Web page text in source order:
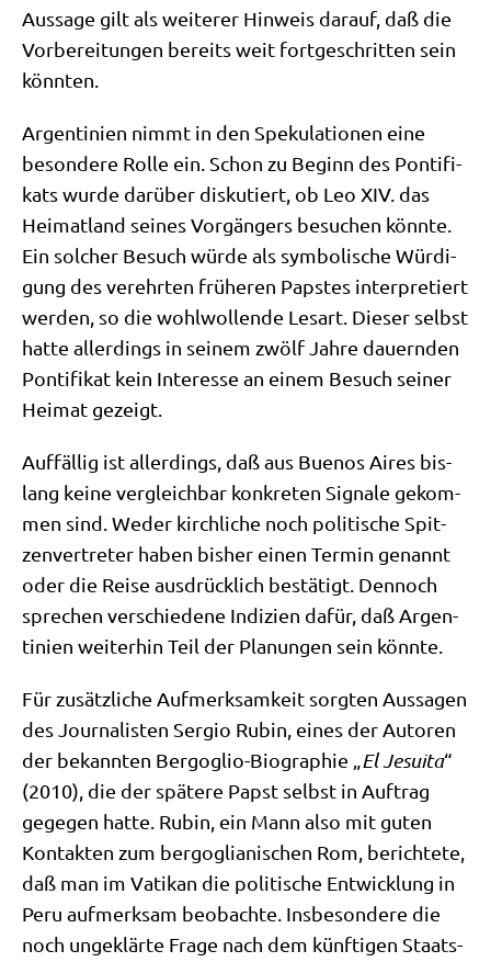
Aus­sa­ge gilt als wei­te­rer Hin­weis dar­auf, daß die
Vor­be­rei­tun­gen bereits weit fort­ge­schrit­ten sein
könnten.
Argen­ti­ni­en nimmt in den Spe­ku­la­tio­nen eine
beson­de­re Rol­le ein. Schon zu Beginn des Pon­ti­fi­
kats wur­de dar­über dis­ku­tiert, ob Leo XIV. das
Hei­mat­land sei­nes Vor­gän­gers besu­chen könn­te.
Ein sol­cher Besuch wür­de als sym­bo­li­sche Wür­di­
gung des ver­ehr­ten frü­he­ren Pap­stes inter­pre­tiert
wer­den, so die wohl­wol­len­de Les­art. Die­ser selbst
hat­te aller­dings in sei­nem zwölf Jah­re dau­ern­den
Pon­ti­fi­kat kein Inter­es­se an einem Besuch sei­ner
Hei­mat gezeigt.
Auf­fäl­lig ist aller­dings, daß aus Bue­nos Aires bis­
lang kei­ne ver­gleich­bar kon­kre­ten Signa­le gekom­
men sind. Weder kirch­li­che noch poli­ti­sche Spit­
zen­ver­tre­ter haben bis­her einen Ter­min genannt
oder die Rei­se aus­drück­lich bestä­tigt. Den­noch
spre­chen ver­schie­de­ne Indi­zi­en dafür, daß Argen­
ti­ni­en wei­ter­hin Teil der Pla­nun­gen sein könnte.
Für zusätz­li­che Auf­merk­sam­keit sorg­ten Aus­sa­gen
des Jour­na­li­sten Ser­gio Rubin, eines der Autoren
der bekann­ten Berg­o­glio-Bio­gra­phie „El Jesui­ta“
(2010), die der spä­te­re Papst selbst in Auf­trag
gege­gen hat­te. Rubin, ein Mann also mit guten
Kon­tak­ten zum berg­o­glia­ni­schen Rom, berich­te­te,
daß man im Vati­kan die poli­ti­sche Ent­wick­lung in
Peru auf­merk­sam beob­ach­te. Ins­be­son­de­re die
noch unge­klär­te Fra­ge nach dem künf­ti­gen Staats­